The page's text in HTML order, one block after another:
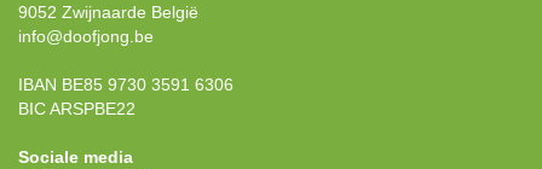
9052 Zwijnaarde België
info@doofjong.be
IBAN BE85 9730 3591 6306
BIC ARSPBE22
Sociale media